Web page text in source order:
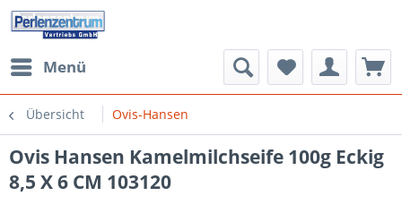
Menü
Übersicht Ovis-Hansen
Ovis Hansen Kamelmilchseife 100g Eckig
8,5 X 6 CM 103120